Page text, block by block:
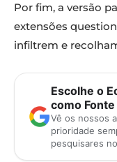
Por fim, a versão
extensões
infiltrem e
Escolhe o
como
Vê os nossos
prioridade
pesquisares